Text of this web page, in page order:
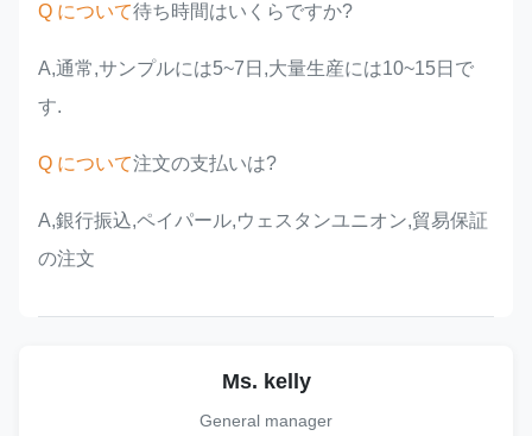
Q について待ち時間はいくらですか?
A,通常,サンプルには5~7日,大量生産には10~15日で
す.
Q について注文の支払いは?
A,銀行振込,ペイパール,ウェスタンユニオン,貿易保証
の注文
Ms. kelly
General manager